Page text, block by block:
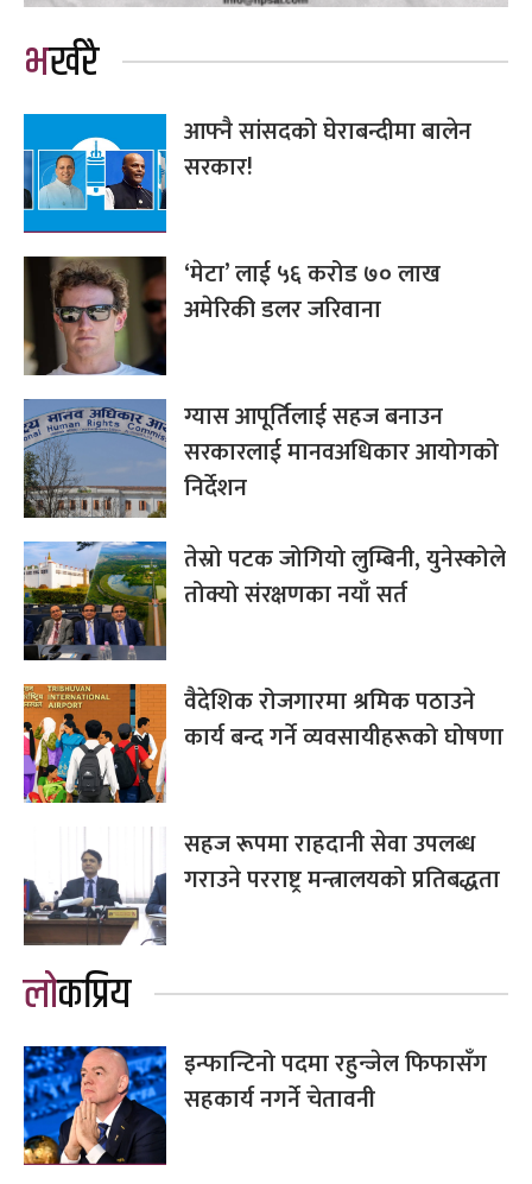
भर्खरै
आफ्नै सांसदको घेराबन्दीमा बालेन
सरकार!
‘मेटा’ लाई ५६ करोड ७० लाख
अमेरिकी डलर जरिवाना
ग्यास आपूर्तिलाई सहज बनाउन
सरकारलाई मानवअधिकार आयोगको
निर्देशन
तेस्रो पटक जोगियो लुम्बिनी, युनेस्कोले
तोक्यो संरक्षणका नयाँ सर्त
वैदेशिक रोजगारमा श्रमिक पठाउने
कार्य बन्द गर्ने व्यवसायीहरूको घोषणा
सहज रूपमा राहदानी सेवा उपलब्ध
गराउने परराष्ट्र मन्त्रालयको प्रतिबद्धता
लोकप्रिय
इन्फान्टिनो पदमा रहुन्जेल फिफासँग
सहकार्य नगर्ने चेतावनी